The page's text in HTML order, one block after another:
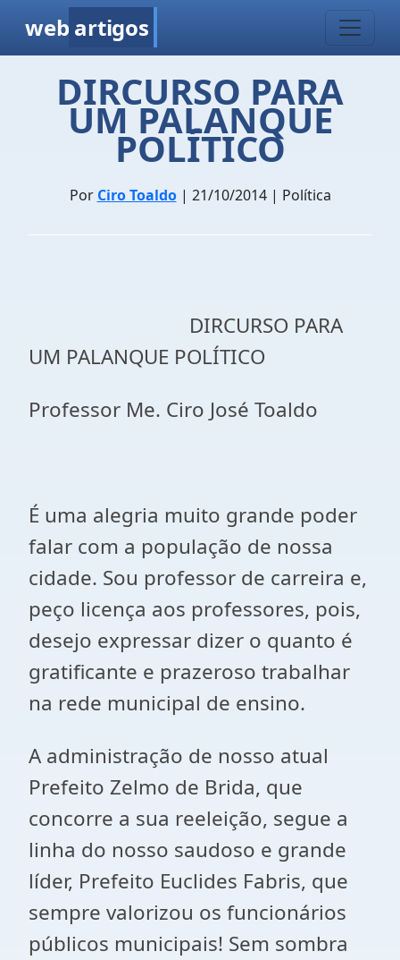
web artigos
DIRCURSO PARA
UM PALANQUE
POLÍTICO
Por Ciro Toaldo| 21/10/2014 | Política
DIRCURSO PARA
UM PALANQUE POLÍTICO
Professor Me. Ciro José Toaldo
É uma alegria muito grande poder
falar com a população de nossa
cidade. Sou professor de carreira e,
peço licença aos professores, pois,
desejo expressar dizer o quanto é
gratificante e prazeroso trabalhar
na rede municipal de ensino.
A administração de nosso atual
Prefeito Zelmo de Brida, que
concorre a sua reeleição, segue a
linha do nosso saudoso e grande
líder, Prefeito Euclides Fabris, que
sempre valorizou os funcionários
públicos municipais! Sem sombra